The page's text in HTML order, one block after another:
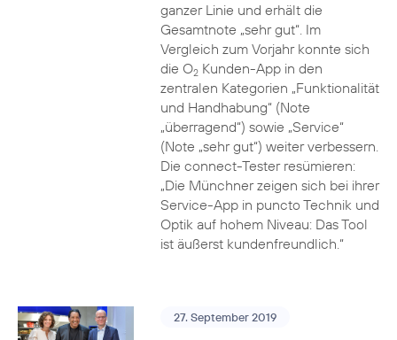
ganzer Linie und erhält die
Gesamtnote „sehr gut“. Im
Vergleich zum Vorjahr konnte sich
die O2Kunden-App in den
zentralen Kategorien „Funktionalität
und Handhabung“ (Note
„überragend“) sowie „Service“
(Note „sehr gut“) weiter verbessern.
Die connect-Tester resümieren:
„Die Münchner zeigen sich bei ihrer
Service-App in puncto Technik und
Optik auf hohem Niveau: Das Tool
ist äußerst kundenfreundlich.“
27. September 2019